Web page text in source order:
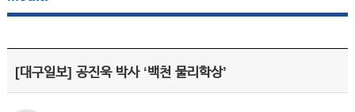
[대구일보] 공진욱 박사 ‘백천 물리학상’